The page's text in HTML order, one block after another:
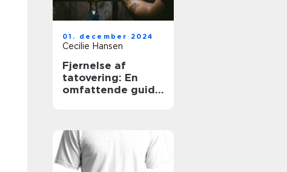
01. december 2024
Cecilie Hansen
Fjernelse af
tatovering: En
omfattende guide